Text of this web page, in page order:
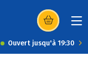
(s’ouvre dans
Ouvert jusqu'à 19:30